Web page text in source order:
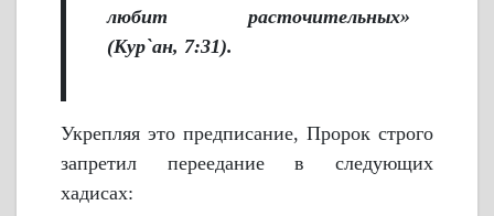
любит расточительных»
(Кyр`ан, 7:31).
Укрепляя это предписание, Пророк строго
запретил переедание в следующих
хадисах: